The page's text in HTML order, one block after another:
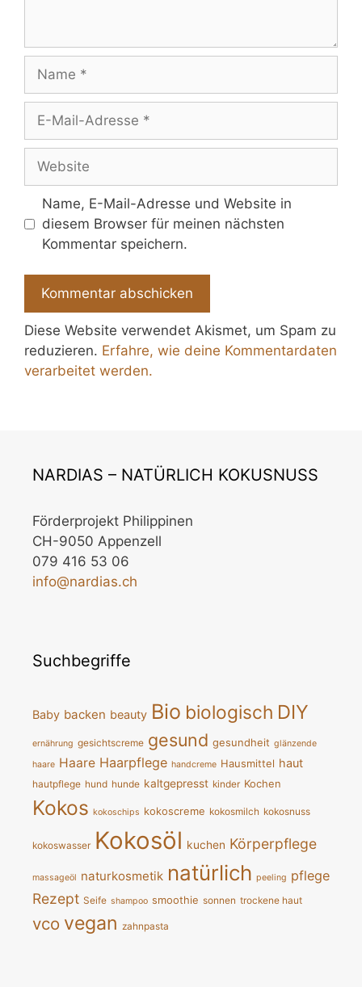
Mail-
Adresse
Name, E-Mail-Adresse und Website in
diesem Browser für meinen nächsten
Kommentar speichern.
Diese Website verwendet Akismet, um Spam zu
reduzieren. Erfahre, wie deine Kommentardaten
verarbeitet werden.
NARDIAS – NATÜRLICH KOKUSNUSS
Förderprojekt Philippinen
CH-9050 Appenzell
079 416 53 06
info@nardias.ch
Suchbegriffe
Baby backen beauty Bio biologisch DIY
ernährung gesichtscreme gesund gesundheit glänzende
haare Haare Haarpflege handcreme Hausmittel haut
hautpflege hund hunde kaltgepresst kinder Kochen
Kokos kokoschips kokoscreme kokosmilch kokosnuss
kokoswasser Kokosöl kuchen Körperpflege
massageöl naturkosmetik natürlich peeling pflege
Rezept Seife shampoo smoothie sonnen trockene haut
vco vegan zahnpasta